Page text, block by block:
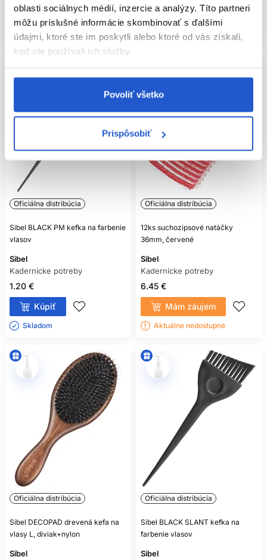
oblasti sociálnych médií, inzercie a analýzy. Títo partneri
môžu príslušné informácie skombinovať s ďalšími
údajmi, ktoré ste im poskytli alebo ktoré od vás získali,
keď ste používali ich služby.
Povoliť všetko
Prispôsobiť
Mám záujem Mám záujem
Oficiálna distribúcia
Sibel BLACK PM kefka na farbenie
vlasov
Sibel
Kadernícke potreby
1.20 €
Kúpiť
Skladom ㅤ
Oficiálna distribúcia
12ks suchozipsové natáčky
36mm, červené
Sibel
Kadernícke potreby
6.45 €
Mám záujem
Aktuálne nedostupné
Oficiálna distribúcia
Sibel DECOPAD drevená kefa na
vlasy L, diviak+nylon
Sibel
Oficiálna distribúcia
Sibel BLACK SLANT kefka na
farbenie vlasov
Sibel